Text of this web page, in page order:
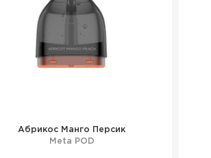
Абрикос Манго Персик
Meta POD